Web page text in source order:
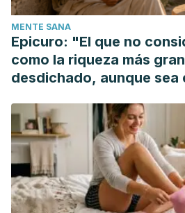
in psychology,7, 1675. Available
https://doi.org/10.3389/
31/03/2020.
Turkle, S. (2011). The tethered
Review
, 28-31. Available at:
id=EJ967807
. Accessed 31/03/
MENTE SANA
Epicuro: "El que no
como la riqueza más
desdichado, aunque sea